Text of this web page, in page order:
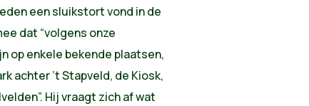
een sluikstort vond in de
dat “volgens onze
op enkele bekende plaatsen,
achter ’t Stapveld, de Kiosk,
Hij vraagt zich af wat